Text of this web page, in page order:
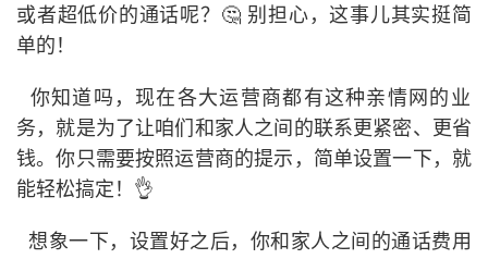
或者超低价的通话呢？🤔 别担心，这事儿其实挺简
单的！
务，就是为了让咱们和家人之间的联系更紧密、更省
钱。你只需要按照运营商的提示，简单设置一下，就
能轻松搞定！👌